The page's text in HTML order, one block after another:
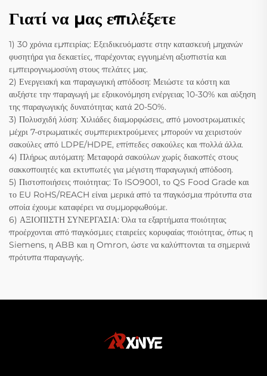
Γιατί να μας επιλέξετε
1) 30 χρόνια εμπειρίας: Εξειδικευόμαστε στην κατασκευή μηχανών
φυσητήρα για δεκαετίες, παρέχοντας εγγυημένη αξιοπιστία και
εμπειρογνωμοσύνη στους πελάτες μας.
2) Ενεργειακή και παραγωγική απόδοση: Μειώστε τα κόστη και
αυξήστε την παραγωγή με εξοικονόμηση ενέργειας 10-30% και αύξηση
της παραγωγικής δυνατότητας κατά 20-50%.
3) Πολυσχιδή λύση: Χιλιάδες διαμορφώσεις, από μονοστρωματικές
μέχρι 7-στρωματικές συμπεριεκτρούμενες μπορούν να χειριστούν
σακούλες από LDPE/HDPE, επίπεδες σακούλες και πολλά άλλα.
4) Πλήρως αυτόματη: Μεταφορά σακούλων χωρίς διακοπές στους
σακκοποιητές και εκτυπωτές για μέγιστη παραγωγική απόδοση.
5) Πιστοποιήσεις ποιότητας: Το ISO9001, το QS Food Grade και
το EU RoHS/REACH είναι μερικά από τα παγκόσμια πρότυπα στα
οποία έχουμε καταφέρει να συμμορφωθούμε.
6) ΑΞΙΟΠΙΣΤΗ ΣΥΝΕΡΓΑΣΙΑ: Όλα τα εξαρτήματα ποιότητας
προέρχονται από παγκόσμιες εταιρείες κορυφαίας ποιότητας, όπως η
Siemens, η ABB και η Omron, ώστε να καλύπτονται τα σημερινά
πρότυπα παραγωγής.